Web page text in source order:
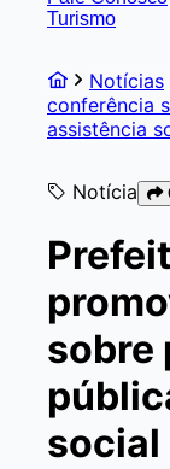
Turismo
Notícias
conferência
assistência
Notícia
sobre
social